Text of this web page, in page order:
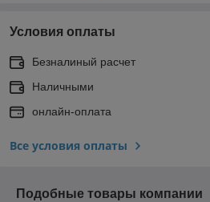
Условия оплаты
Безналиный расчет
Наличными
онлайн-оплата
Все условия оплаты
Подобные товары компании